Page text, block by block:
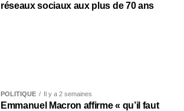
réseaux sociaux aux plus de 70 ans
POLITIQUE Il y a 2 semaines
Emmanuel Macron affirme « qu’il faut